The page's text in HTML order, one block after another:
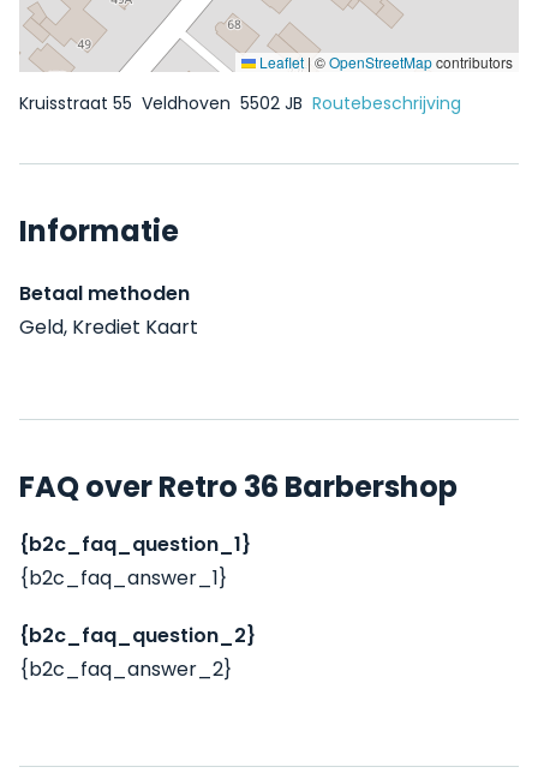
Leaflet | ©OpenStreetMapcontributors
Kruisstraat 55 Veldhoven 5502 JB Routebeschrijving
Informatie
Betaal methoden
Geld, Krediet Kaart
FAQ over Retro 36 Barbershop
{b2c_faq_question_1}
{b2c_faq_answer_1}
{b2c_faq_question_2}
{b2c_faq_answer_2}